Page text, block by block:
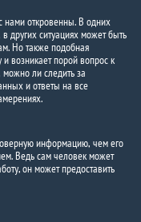
откровенны. В одних
других ситуациях может быть
Но также подобная
возникает порой вопрос к
можно ли следить за
и ответы на все
информацию, чем его
Ведь сам человек может
он может предоставить